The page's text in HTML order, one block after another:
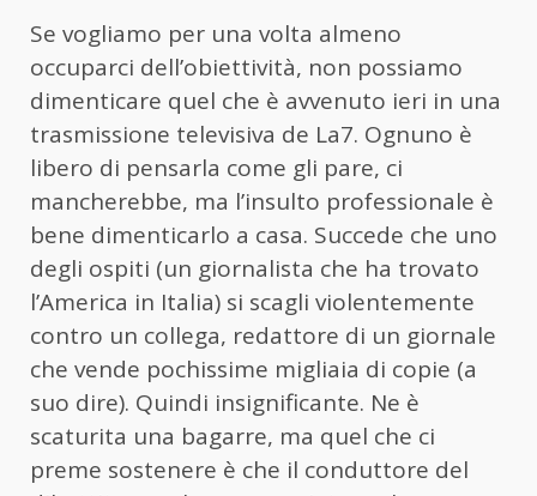
Se vogliamo per una volta almeno
occuparci dell’obiettività, non possiamo
dimenticare quel che è avvenuto ieri in una
trasmissione televisiva de La7. Ognuno è
libero di pensarla come gli pare, ci
mancherebbe, ma l’insulto professionale è
bene dimenticarlo a casa. Succede che uno
degli ospiti (un giornalista che ha trovato
l’America in Italia) si scagli violentemente
contro un collega, redattore di un giornale
che vende pochissime migliaia di copie (a
suo dire). Quindi insignificante. Ne è
scaturita una bagarre, ma quel che ci
preme sostenere è che il conduttore del